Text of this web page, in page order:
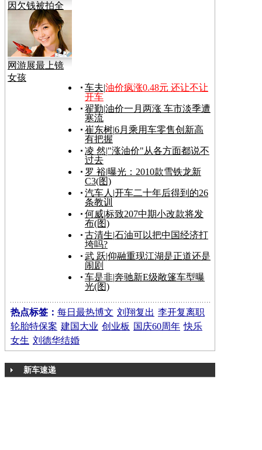
因欠钱被拍全
裸视频
网游展最上镜
女孩
车夫|油价疯涨0.48元 还让不让
开车
翟勤|油价一月两涨 车市淡季遭
寒流
崔东树|6月乘用车零售创新高
有把握
凌 然|"涨油价"从各方面都说不
过去
罗 裕|曝光：2010款雪铁龙新
C3(图)
汽车人 |开车二十年后得到的26
条教训
何威|标致207中期小改款将发
布(图)
古清生|石油可以把中国经济打
垮吗?
武 跃|仰融重现江湖是正道还是
闹剧
车是非|奔驰新E级敞篷车型曝
光(图)
热点标签： 每日最热博文 刘翔复出 李开复离职
轮胎特保案 建国大业 创业板 国庆60周年 快乐
女生 刘德华结婚
新车速递